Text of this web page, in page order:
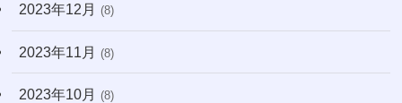
2023年12月 (8)
2023年11月 (8)
2023年10月 (8)